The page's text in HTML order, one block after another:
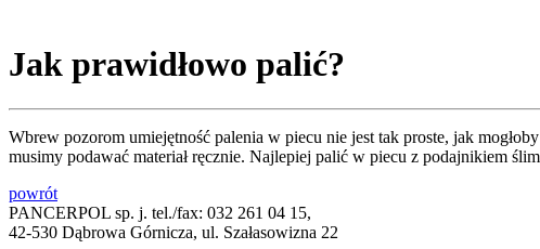
Jak prawidłowo palić?
Wbrew pozorom umiejętność palenia w piecu nie jest tak proste, jak
musimy podawać materiał ręcznie. Najlepiej palić w piecu z podajnikiem
powrót
PANCERPOL sp. j. tel./fax: 032 261 04 15,
42-530 Dąbrowa Górnicza, ul. Szałasowizna 22